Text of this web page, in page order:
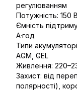
регулюванням
Потужність: 150
Ємність
А·год
Типи
AGM, GEL
Живлення:
Захист: від
полярності),